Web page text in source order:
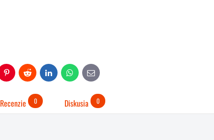
PinterestReddit LinkedIn WhatsAppE-
mail
Recenzie 0 Diskusia 0